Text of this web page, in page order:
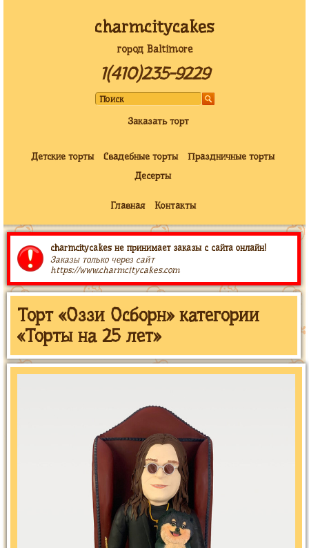
charmcitycakes
город Baltimore
1(410)235-9229
Заказать торт
Детские торты Свадебные торты
Праздничные торты
Десерты
Главная Контакты
charmcitycakes не принимает заказы с сайта онлайн!
Заказы только через сайт
https://www.charmcitycakes.com
Торт «Оззи Осборн» категории
«Торты на 25 лет»